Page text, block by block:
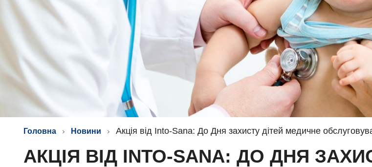
Головна Новини Акція від Into-Sana: До Дня захисту дітей медичне
АКЦІЯ ВІД INTO-SANA: ДО ДНЯ